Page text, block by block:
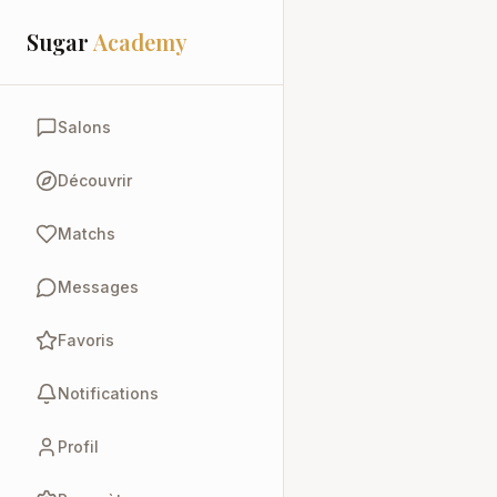
Sugar Academy
Salons
Découvrir
Matchs
Messages
Favoris
Notifications
Profil